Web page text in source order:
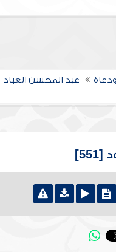
عبد المحسن العباد